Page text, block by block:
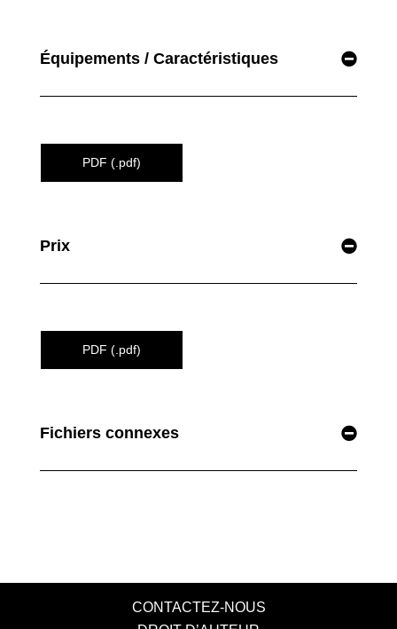
Équipements / Caractéristiques
PDF (.pdf)
Prix
PDF (.pdf)
Fichiers connexes
CONTACTEZ-NOUS